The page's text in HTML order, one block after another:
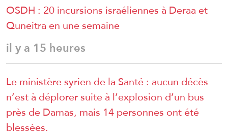
OSDH : 20 incursions israéliennes à Deraa et
Quneitra en une semaine
il y a 15 heures
Le ministère syrien de la Santé : aucun décès
n’est à déplorer suite à l’explosion d’un bus
près de Damas, mais 14 personnes ont été
blessées.